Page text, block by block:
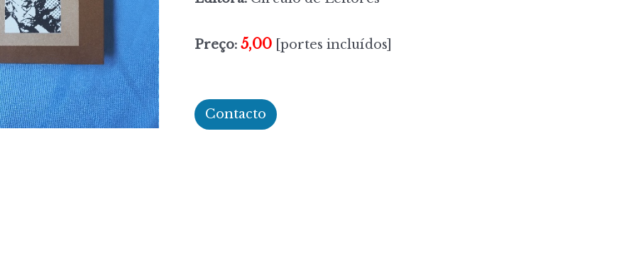
Preço: 5,00 [portes incluídos]
Contacto